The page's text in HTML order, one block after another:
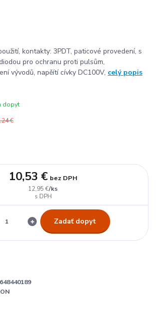
kontakty: 3PDT, paticové provedení, s
pro ochranu proti pulsům,
vývodů, napěítí cívky DC100V, celý popis
dopyt
€
12,95 €/ks
10,53 € bez DPH
Zadať dopyt